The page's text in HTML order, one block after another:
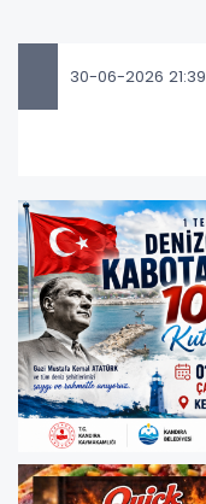
30-06-2026 21:39